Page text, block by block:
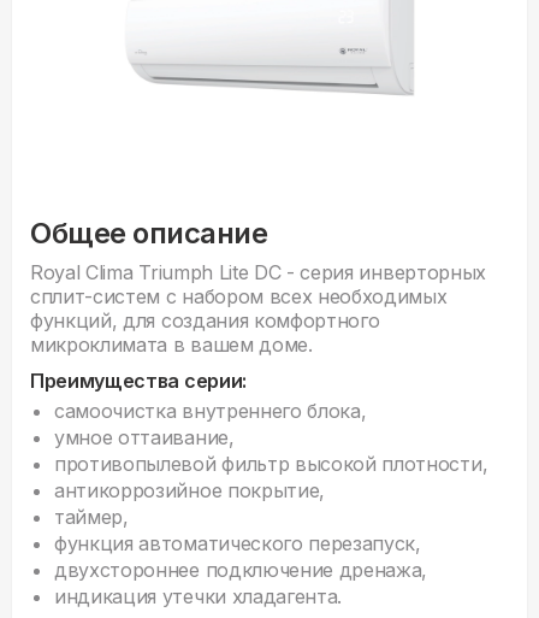
Общее описание
Royal Clima Triumph Lite DC - серия инверторных
сплит-систем с набором всех необходимых
функций, для создания комфортного
микроклимата в вашем доме.
Преимущества серии:
cамоочистка внутреннего блока,
умное оттаивание,
противопылевой фильтр высокой плотности,
антикоррозийное покрытие,
таймер,
функция автоматического перезапуск,
двухстороннее подключение дренажа,
индикация утечки хладагента.